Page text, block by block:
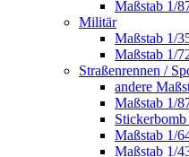
Maßstab 1/
Militär
Maßstab 1/
Maßstab 1/
Straßenrennen /
andere
Maßstab 1/
Maßstab 1/
Maßstab 1/